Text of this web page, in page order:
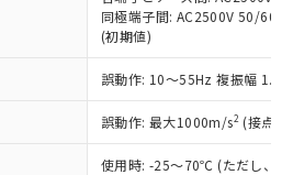
同極端子間: AC2500V 50/
(初期値)
誤動作: 10～55Hz 複振幅
誤動作: 最大1000m/s2 (接点
使用時: -25～70℃ (ただし、氷
よび標準価格照会結果は、
る更新日時点での社内デー
作成されるものであり、閲
点での実際の在庫および標
異なる場合があることをご
状況および標準価格はお客
ることがあります。
、 水銀(Hg) 1000ppm以下、 カド
以下、ポリ臭化ビフェニル
下、ポリ臭化ジフェニルエーテル類
以下、フタル酸ジブチル
です。当社販売部門へお問
基準値 (GB/T26572)：
Hg(水銀) : 1000ppm、 Cd(カドミウ
1000ppm、 PBBs(ポリ臭化ビフェ
PBDEs(ポリ臭化ジフェニルエーテ
外国貿易法に定める商品
制貨物等」という）を輸出
への提供する場合は、日本
出許可(または役務取引許
するなどの必要な手続きを
貨物を破棄する場合は、完
以上の在庫あり